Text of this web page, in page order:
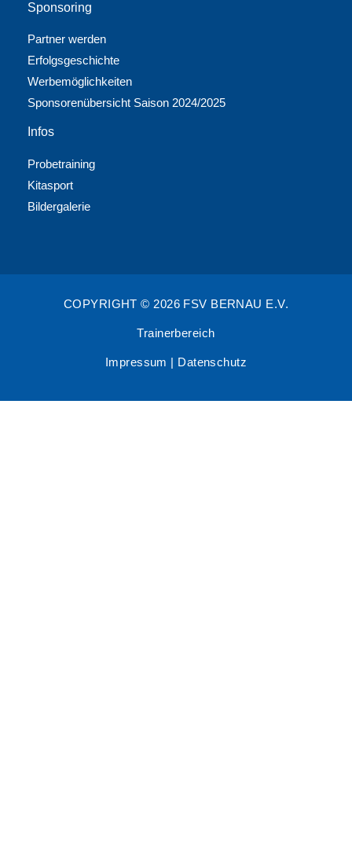
Sponsoring
Partner werden
Erfolgsgeschichte
Werbemöglichkeiten
Sponsorenübersicht Saison 2024/2025
Infos
Probetraining
Kitasport
Bildergalerie
COPYRIGHT © 2026 FSV BERNAU E.V.
Trainerbereich
Impressum Datenschutz